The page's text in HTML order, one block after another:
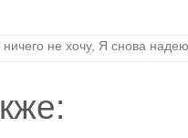
ничего не хочу, Я снова